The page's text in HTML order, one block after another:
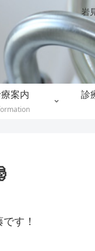
岩
案内
診
す！